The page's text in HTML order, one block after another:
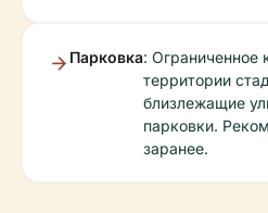
Парковка: Ограниченное
территории
близлежащие
парковки.
заранее.